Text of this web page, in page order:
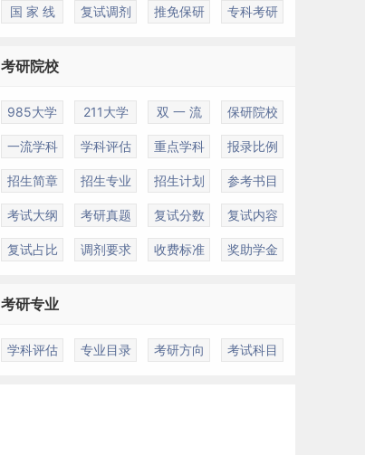
国 家 线 复试调剂 推免保研 专科考研
考研院校
985大学 211大学 双 一 流 保研院校
一流学科 学科评估 重点学科 报录比例
招生简章 招生专业 招生计划 参考书目
考试大纲 考研真题 复试分数 复试内容
复试占比 调剂要求 收费标准 奖助学金
考研专业
学科评估 专业目录 考研方向 考试科目